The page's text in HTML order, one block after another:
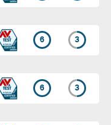
6 3
6 3